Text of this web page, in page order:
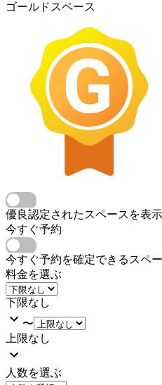
ゴールドスペース
優良認定されたスペースを表示
今すぐ予約
今すぐ予約を確定できるスペ
料金を選ぶ
下限なし
〜
上限なし
人数を選ぶ